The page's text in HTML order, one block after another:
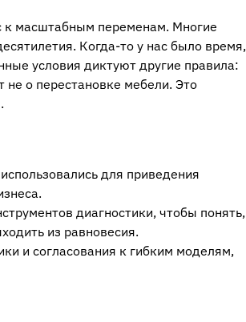
к масштабным переменам. Многие
Когда-то у нас было время,
условия диктуют другие правила:
о перестановке мебели. Это
для приведения
диагностики, чтобы понять,
из равновесия.
и согласования к гибким моделям,